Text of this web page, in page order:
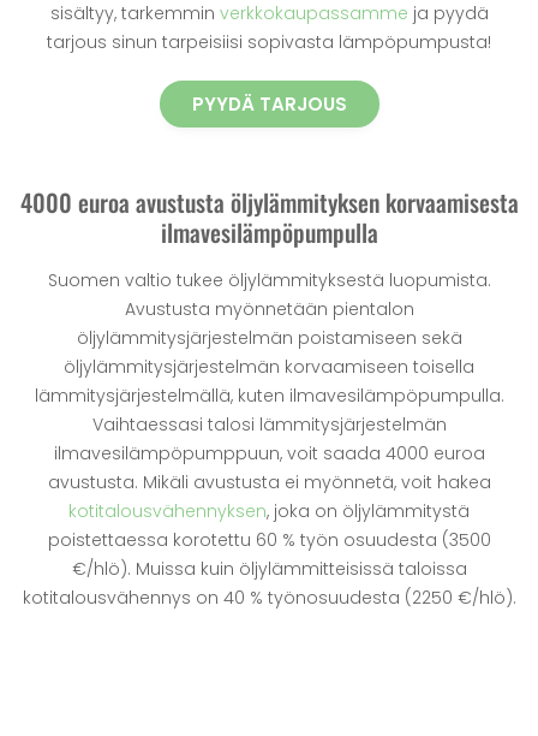
sisältyy, tarkemmin verkkokaupassamme ja pyydä
tarjous sinun tarpeisiisi sopivasta lämpöpumpusta!
PYYDÄ TARJOUS
4000 euroa avustusta öljylämmityksen korvaamisesta
ilmavesilämpöpumpulla
Suomen valtio tukee öljylämmityksestä luopumista.
Avustusta myönnetään pientalon
öljylämmitysjärjestelmän poistamiseen sekä
öljylämmitysjärjestelmän korvaamiseen toisella
lämmitysjärjestelmällä, kuten ilmavesilämpöpumpulla.
Vaihtaessasi talosi lämmitysjärjestelmän
ilmavesilämpöpumppuun, voit saada 4000 euroa
avustusta. Mikäli avustusta ei myönnetä, voit hakea
kotitalousvähennyksen, joka on öljylämmitystä
poistettaessa korotettu 60 % työn osuudesta (3500
€/hlö). Muissa kuin öljylämmitteisissä taloissa
kotitalousvähennys on 40 % työnosuudesta (2250 €/hlö).